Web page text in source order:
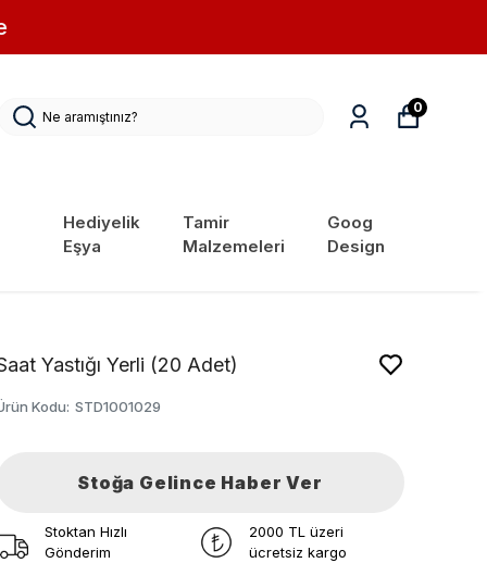
Hediyelik
Eşya
Tamir
Malzemeleri
Goog
Design
0
Yastığı Yerli (20 Adet)
Kodu: STD1001029
Stoğa Gelince Haber Ver
Stoktan Hızlı
Gönderim
2000 TL üzeri
ücretsiz kargo